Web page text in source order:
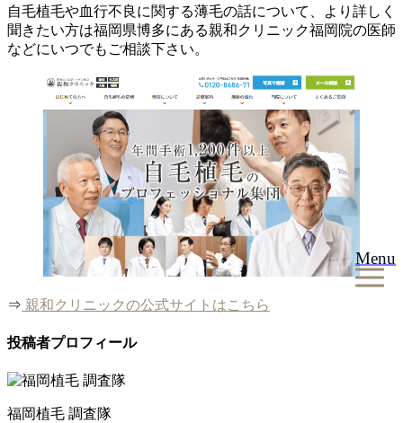
Menu
自毛植毛や血行不良に関する薄毛の話について、より詳しく
聞きたい方は福岡県博多にある親和クリニック福岡院の医師
などにいつでもご相談下さい。
⇒ 親和クリニックの公式サイトはこちら
投稿者プロフィール
福岡植毛 調査隊